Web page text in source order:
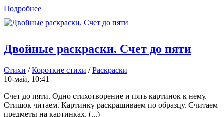
Подробнее
Двойные раскраски. Счет до пяти
Стихи /Короткие стихи /Раскраски
10-май, 10:41
Счет до пяти. Одно стихотворение и пять картинок к нему.
Стишок читаем. Картинку раскрашиваем по образцу. Считаем
предметы на картинках. (...)